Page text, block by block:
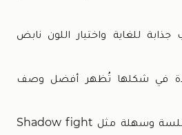
جذابة للغاية واختيار اللون نابض
في شكلها تُظهر أفضل وصف
عمليات التحكم سلسة وسهلة مثل Shadow fight